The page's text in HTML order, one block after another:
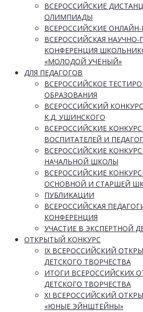
ВСЕРОССИЙСКИЕ
ОЛИМПИАДЫ
ВСЕРОССИЙСКИЕ
ВСЕРОССИЙСКАЯ НАУЧНО-
КОНФЕРЕНЦИЯ
«МОЛОДОЙ УЧЁНЫЙ»
ДЛЯ ПЕДАГОГОВ
ВСЕРОССИЙСКОЕ
ОБРАЗОВАНИЯ
ВСЕРОССИЙСКИЙ
К.Д. УШИНСКОГО
ВСЕРОССИЙСКИЕ
ВОСПИТАТЕЛЕЙ И
ВСЕРОССИЙСКИЕ
НАЧАЛЬНОЙ ШКОЛЫ
ВСЕРОССИЙСКИЕ
ОСНОВНОЙ И СТАРШЕЙ
ПУБЛИКАЦИИ
ВСЕРОССИЙСКАЯ
КОНФЕРЕНЦИЯ
УЧАСТИЕ В ЭКСПЕРТНОЙ
ОТКРЫТЫЙ КОНКУРС
IX ВСЕРОССИЙСКИЙ
ДЕТСКОГО ТВОРЧЕСТВА
ИТОГИ ВСЕРОССИЙСКИХ
ДЕТСКОГО ТВОРЧЕСТВА
XI ВСЕРОССИЙСКИЙ
«ЮНЫЕ ЭЙНШТЕЙНЫ»